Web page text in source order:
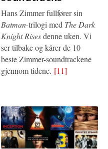
Hans Zimmer fullfører sin
Batman-trilogi med The Dark
Knight Risesdenne uken. Vi
ser tilbake og kårer de 10
beste Zimmer-soundtrackene
gjennom tidene. [11]